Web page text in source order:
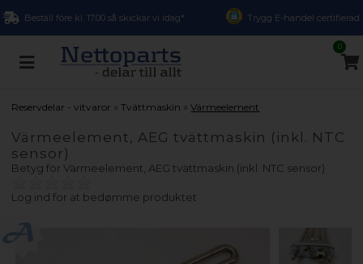
Beställ före kl. 17.00 så skickar vi idag* Trygg E-handel certifierad
0
Reservdelar - vitvaror »Tvättmaskin »Värmeelement
Värmeelement, AEG tvättmaskin (inkl. NTC
sensor)
Betyg förVärmeelement, AEG tvättmaskin (inkl. NTC sensor)
Log ind for at bedømme produktet